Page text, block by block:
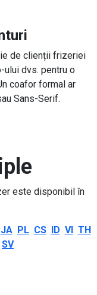
de clienții frizeriei
ului dvs. pentru o
coafor formal ar
Sans-Serif.
este disponibil în
JA PL CS ID VI TH
SV